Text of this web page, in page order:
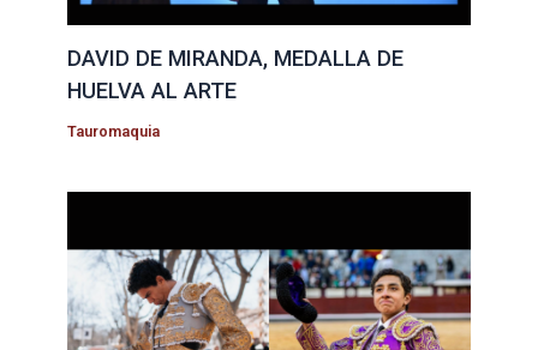
DAVID DE MIRANDA, MEDALLA DE
HUELVA AL ARTE
Tauromaquia